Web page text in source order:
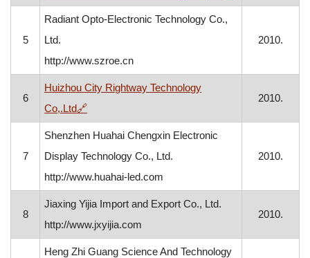
5
Radiant Opto-Electronic Technology Co.,
Ltd.
http://www.szroe.cn
2010.
6
Huizhou City Rightway Technology
Co,.Ltd🔗, otvara se u novom prozoru
2010.
7
Shenzhen Huahai Chengxin Electronic
Display Technology Co., Ltd.
http://www.huahai-led.com
2010.
8
Jiaxing Yijia Import and Export Co., Ltd.
http://www.jxyijia.com
2010.
Heng Zhi Guang Science And Technology